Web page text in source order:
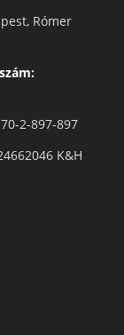
Rómer
2-897-897
K&H